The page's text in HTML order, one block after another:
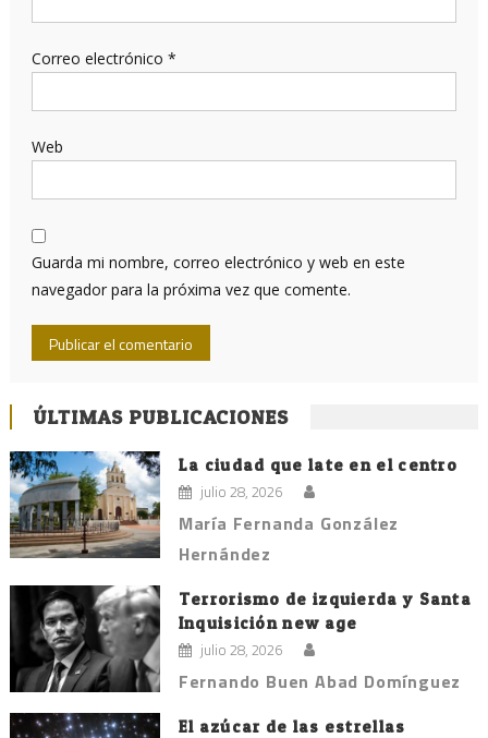
Correo electrónico *
Web
Guarda mi nombre, correo electrónico y web en este
navegador para la próxima vez que comente.
ÚLTIMAS PUBLICACIONES
La ciudad que late en el centro
julio 28, 2026
María Fernanda González
Hernández
Terrorismo de izquierda y Santa
Inquisición new age
julio 28, 2026
Fernando Buen Abad Domínguez
El azúcar de las estrellas